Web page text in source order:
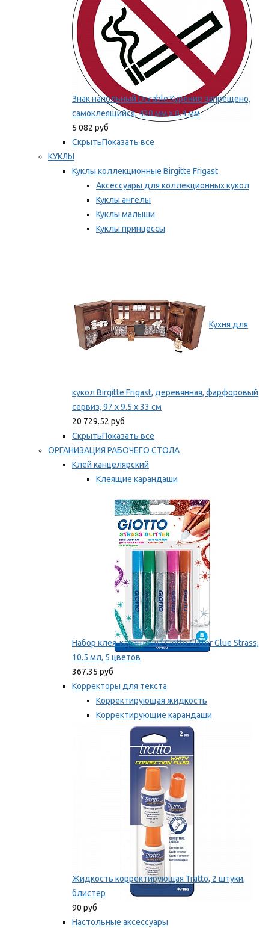
Знак напольный Durable Курение запрещено,
самоклеящийся, 430 мм х 0.4 мм
5 082 руб
СкрытьПоказать все
КУКЛЫ
Куклы коллекционные Birgitte Frigast
Аксессуары для коллекционных кукол
Куклы ангелы
Куклы малыши
Куклы принцессы
Кухня для
кукол Birgitte Frigast, деревянная, фарфоровый
сервиз, 97 x 9.5 x 33 см
20 729.52 руб
СкрытьПоказать все
ОРГАНИЗАЦИЯ РАБОЧЕГО СТОЛА
Клей канцелярский
Клеящие карандаши
Мы рекомендуем
Набор клея-карандаша Giotto Glitter Glue Strass,
10.5 мл, 5 цветов
367.35 руб
Корректоры для текста
Корректирующая жидкость
Корректирующие карандаши
Корректирующие ленты
Мы рекомендуем
Жидкость корректирующая Tratto, 2 штуки,
блистер
90 руб
Настольные аксессуары